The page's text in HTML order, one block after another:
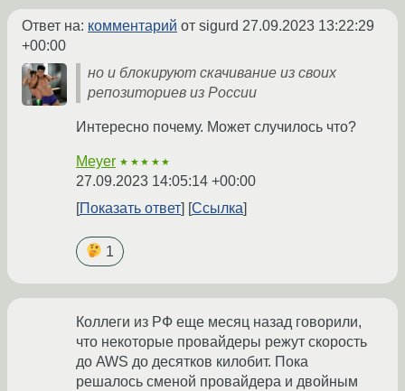
Ответ на: комментарий от sigurd 27.09.2023 13:22:29
+00:00
но и блокируют скачивание из своих
репозиториев из России
Интересно почему. Может случилось что?
Meyer ★★★★★
27.09.2023 14:05:14 +00:00
Показать ответ
Ссылка
1
Коллеги из РФ еще месяц назад говорили,
что некоторые провайдеры режут скорость
до AWS до десятков килобит. Пока
решалось сменой провайдера и двойным